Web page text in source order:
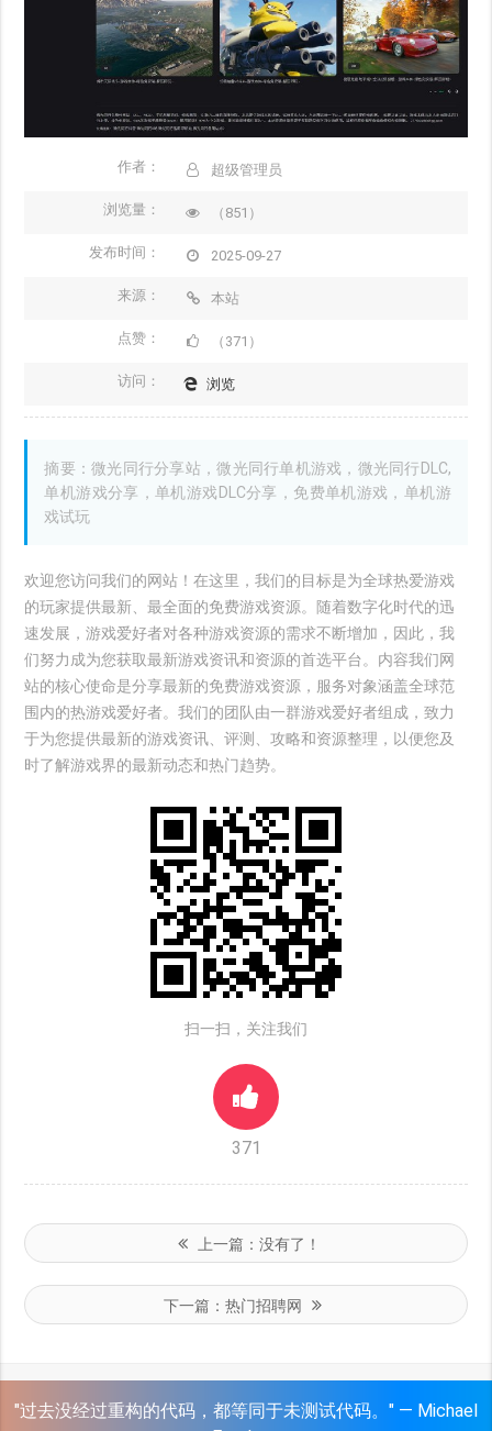
作者： 超级管理员
浏览量： （851）
发布时间： 2025-09-27
来源： 本站
点赞： （371）
访问： 浏览
摘要：微光同行分享站，微光同行单机游戏，微光同行DLC,
单机游戏分享，单机游戏DLC分享，免费单机游戏，单机游
戏试玩
欢迎您访问我们的网站！在这里，我们的目标是为全球热爱游戏
的玩家提供最新、最全面的免费游戏资源。随着数字化时代的迅
速发展，游戏爱好者对各种游戏资源的需求不断增加，因此，我
们努力成为您获取最新游戏资讯和资源的首选平台。内容我们网
站的核心使命是分享最新的免费游戏资源，服务对象涵盖全球范
围内的热游戏爱好者。我们的团队由一群游戏爱好者组成，致力
于为您提供最新的游戏资讯、评测、攻略和资源整理，以便您及
时了解游戏界的最新动态和热门趋势。
扫一扫，关注我们
371
上一篇： 没有了！
下一篇：热门招聘网
"过去没经过重构的代码，都等同于未测试代码。" — Michael